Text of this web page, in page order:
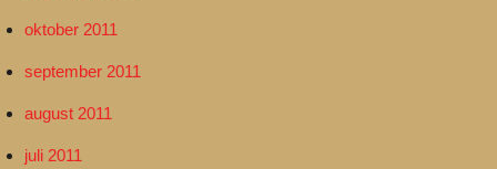
oktober 2011
september 2011
august 2011
juli 2011